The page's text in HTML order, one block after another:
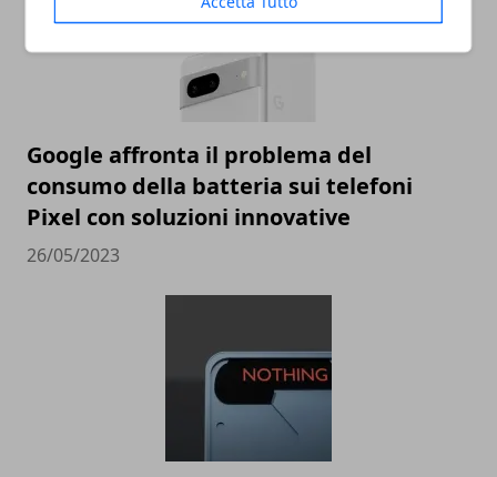
Google affronta il problema del
consumo della batteria sui telefoni
Pixel con soluzioni innovative
26/05/2023